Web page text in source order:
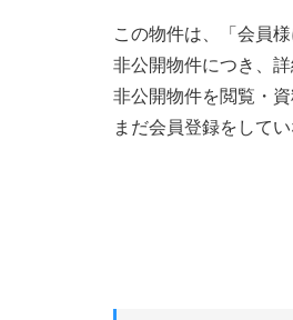
この物件は、「会員
非公開物件につき、
非公開物件を閲覧・
まだ会員登録をして